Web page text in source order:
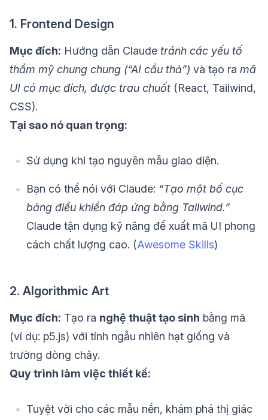
1. Frontend Design
Mục đích: Hướng dẫn Claude tránh các yếu tố
thẩm mỹ chung chung (“AI cẩu thả”) và tạo ra mã
UI có mục đích, được trau chuốt (React, Tailwind,
CSS).
Tại sao nó quan trọng:
Sử dụng khi tạo nguyên mẫu giao diện.
Bạn có thể nói với Claude: “Tạo một bố cục
bảng điều khiển đáp ứng bằng Tailwind.”
Claude tận dụng kỹ năng để xuất mã UI phong
cách chất lượng cao. (Awesome Skills)
2. Algorithmic Art
Mục đích: Tạo ra nghệ thuật tạo sinh bằng mã
(ví dụ: p5.js) với tính ngẫu nhiên hạt giống và
trường dòng chảy.
Quy trình làm việc thiết kế:
Tuyệt vời cho các mẫu nền, khám phá thị giác